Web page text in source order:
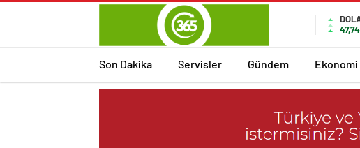
Son Dakika Servisler Gündem Ekonomi